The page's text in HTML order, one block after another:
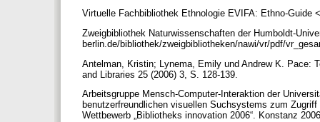
Virtuelle Fachbibliothek Ethnologie EVIFA: Ethno-
Zweigbibliothek Naturwissenschaften der Humboldt-
berlin.de/bibliothek/zweigbibliotheken/nawi/vr/pdf/
Antelman, Kristin; Lynema, Emily und Andrew K. Pace:
and Libraries 25 (2006) 3, S. 128-139.
Arbeitsgruppe Mensch-Computer-Interaktion der
benutzerfreundlichen visuellen Suchsystems zum
Wettbewerb „Bibliotheks innovation 2006“. Konstanz